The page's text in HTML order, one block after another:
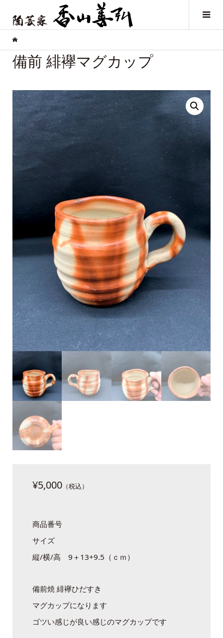
備前 緋襷マグカップ
¥5,000
商品番号
サイズ
縦/横/高 9＋13+9.5（ｃｍ）
備前焼 緋襷ひだすき
マグカップになります
ゴツい感じが良い感じのマグカップです